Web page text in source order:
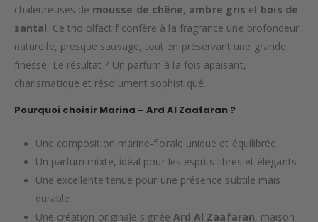
chaleureuses de mousse de chêne, ambre gris et bois de
santal. Ce trio olfactif confère à la fragrance une profondeur
naturelle, presque sauvage, tout en préservant une grande
finesse. Le résultat ? Un parfum à la fois apaisant,
charismatique et résolument sophistiqué.
Pourquoi choisir Marina – Ard Al Zaafaran ?
Une composition marine-florale unique et équilibrée
Un parfum mixte, idéal pour les esprits libres et élégants
Une excellente tenue pour une présence subtile mais
durable
Une création originale signée Ard Al Zaafaran, maison